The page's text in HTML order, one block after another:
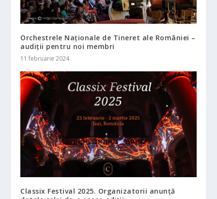
Orchestrele Naţionale de Tineret ale României –
audiţii pentru noi membri
11 februarie 2024
Classix Festival 2025. Organizatorii anunță